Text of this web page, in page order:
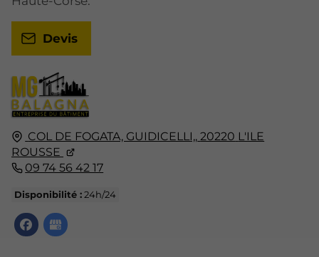
COL DE FOGATA, GUIDICELLI,, 20220 L'ILE
ROUSSE
09 74 56 42 17
Disponibilité :24h/24
Devis